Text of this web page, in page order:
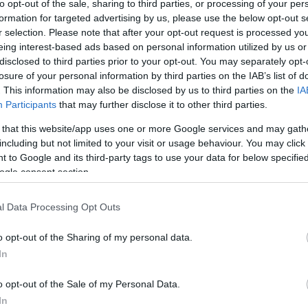
opt-out of the sale, sharing to third parties, or processing of your
for targeted advertising by us, please use the below opt-out
selection. Please note that after your opt-out request is processed
interest-based ads based on personal information utilized by us
to third parties prior to your opt-out. You may separately
of your personal information by third parties on the IAB’s list of
This information may also be disclosed by us to third parties on the
Participants that may further disclose it to other third parties.
that this website/app uses one or more Google services and may
but not limited to your visit or usage behaviour. You may
to Google and its third-party tags to use your data for below
consent section.
Data Processing Opt Outs
opt-out of the Sharing of my personal data.
opt-out of the Sale of my Personal Data.
levetítikk Ivan Kusan: Galóczac. darabjának
alakítását nyújtotta. A nagy sikerű
Miklós, láthatják benneGáspár Sándort, Básti
Szirtes Ágit, Balkay Gézát és Dörner
hiányzik és szerette őt.